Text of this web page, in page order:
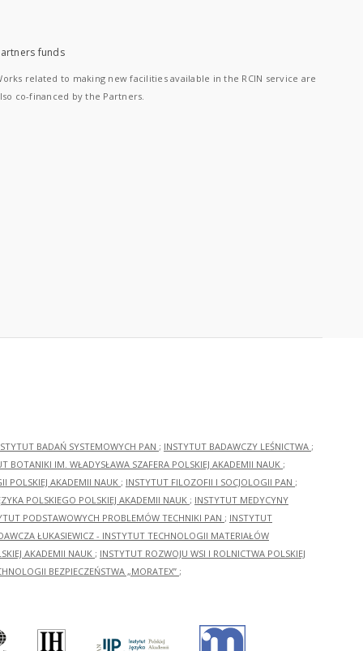
funds
related to making new facilities available in the RCIN service are
co-financed by the Partners.
BADAŃ SYSTEMOWYCH PAN ; INSTYTUT BADAWCZY LEŚNICTWA ;
BOTANIKI IM. WŁADYSŁAWA SZAFERA POLSKIEJ AKADEMII NAUK ;
POLSKIEJ AKADEMII NAUK ; INSTYTUT FILOZOFII I SOCJOLOGII PAN ;
POLSKIEGO POLSKIEJ AKADEMII NAUK ; INSTYTUT MEDYCYNY
PODSTAWOWYCH PROBLEMÓW TECHNIKI PAN ; INSTYTUT
ŁUKASIEWICZ - INSTYTUT TECHNOLOGII MATERIAŁÓW
AKADEMII NAUK ; INSTYTUT ROZWOJU WSI I ROLNICTWA POLSKIEJ
BEZPIECZEŃSTWA „MORATEX” ;